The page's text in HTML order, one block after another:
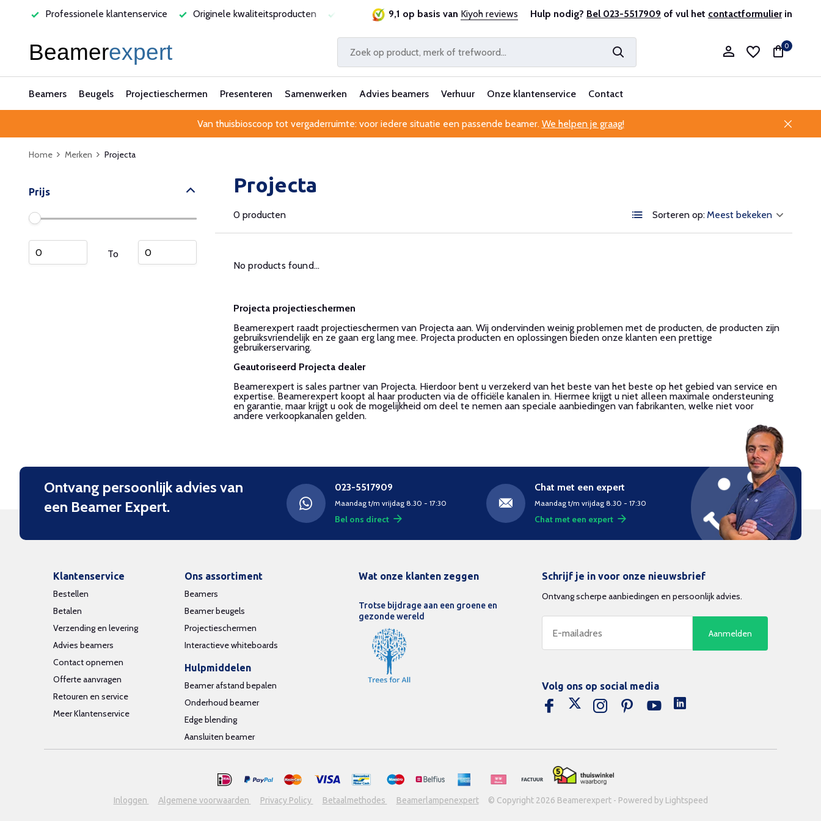
Professionele klantenservice Originele kwaliteitsproducten Laagste prijsgarantie Al 25 jaar betrouwbaar en ervaren Professionele klantenservice
9,1 op basis van Kiyoh reviews Hulp nodig? Bel 023-5517909 of vul het contactformulierin
0
Beamers Beugels Projectieschermen Presenteren Samenwerken Advies beamers Verhuur Onze klantenservice Contact
Van thuisbioscoop tot vergaderruimte: voor iedere situatie een passende beamer. We helpen je graag!
Home Merken Projecta
Prijs
To
Projecta
0 producten Sorteren op:
No products found...
Projecta projectieschermen
Beamerexpert raadt projectieschermen van Projecta aan. Wij ondervinden weinig problemen met de producten, de producten zijn
gebruiksvriendelijk en ze gaan erg lang mee. Projecta producten en oplossingen bieden onze klanten een prettige
gebruikerservaring.
Geautoriseerd Projecta dealer
Beamerexpert is sales partner van Projecta. Hierdoor bent u verzekerd van het beste van het beste op het gebied van service en
expertise. Beamerexpert koopt al haar producten via de officiële kanalen in. Hiermee krijgt u niet alleen maximale ondersteuning
en garantie, maar krijgt u ook de mogelijkheid om deel te nemen aan speciale aanbiedingen van fabrikanten, welke niet voor
andere verkoopkanalen gelden.
Ontvang persoonlijk advies van
een Beamer Expert.
023-5517909
Maandag t/m vrijdag 8.30 - 17:30
Bel ons direct
Chat met een expert
Maandag t/m vrijdag 8.30 - 17:30
Chat met een expert
Klantenservice
Bestellen
Betalen
Verzending en levering
Advies beamers
Contact opnemen
Offerte aanvragen
Retouren en service
Meer Klantenservice
Ons assortiment
Beamers
Beamer beugels
Projectieschermen
Interactieve whiteboards
Hulpmiddelen
Beamer afstand bepalen
Onderhoud beamer
Edge blending
Aansluiten beamer
Wat onze klanten zeggen
Trotse bijdrage aan een groene en
gezonde wereld
Schrijf je in voor onze nieuwsbrief
Ontvang scherpe aanbiedingen en persoonlijk advies.
Aanmelden
Volg ons op social media
Inloggen Algemene voorwaarden Privacy Policy Betaalmethodes Beamerlampenexpert © Copyright 2026 Beamerexpert - Powered by Lightspeed